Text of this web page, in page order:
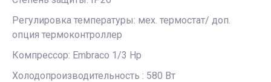
Регулировка температуры: мех. термостат/ доп.
опция термоконтроллер
Компрессор: Embraco 1/3 Hp
Холодопроизводительность : 580 Вт